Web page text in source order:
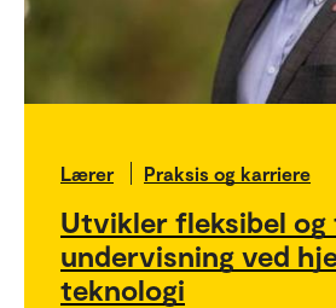
Lærer Praksis og karriere
Utvikler fleksibel og
undervisning ved
teknologi